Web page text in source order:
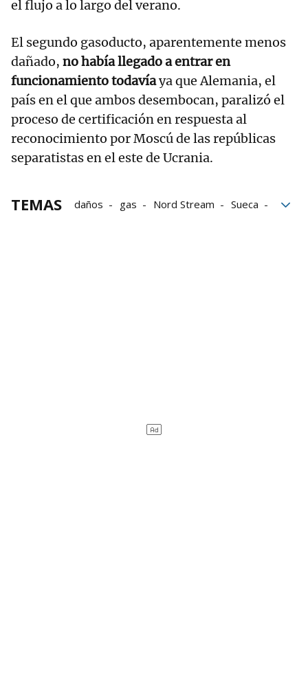
el flujo a lo largo del verano.
El segundo gasoducto, aparentemente menos
dañado, no había llegado a entrar en
funcionamiento todavíaya que Alemania, el
país en el que ambos desembocan, paralizó el
proceso de certificación en respuesta al
reconocimiento por Moscú de las repúblicas
separatistas en el este de Ucrania.
TEMAS daños gas Nord Stream
Sueca